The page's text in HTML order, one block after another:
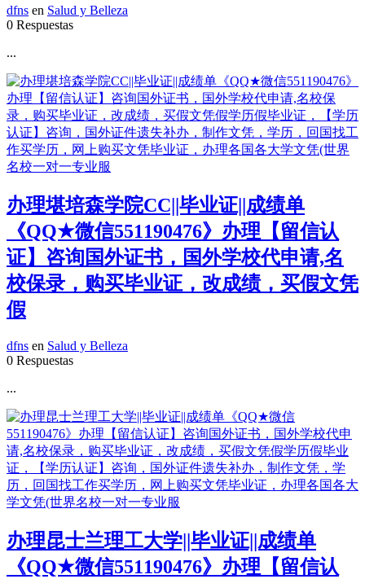
dfns en Salud y Belleza
0 Respuestas
...
办理堪培森学院CC||毕业证||成绩单
《QQ★微信551190476》办理【留信认
证】咨询国外证书，国外学校代申请,名
校保录，购买毕业证，改成绩，买假文凭
假
dfns en Salud y Belleza
0 Respuestas
...
办理昆士兰理工大学||毕业证||成绩单
《QQ★微信551190476》办理【留信认